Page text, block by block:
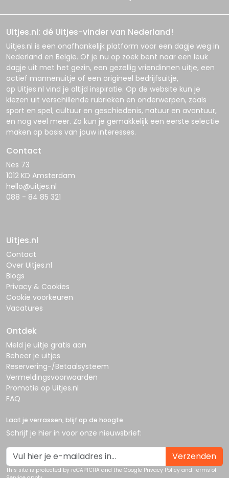
Uitjes.nl: dé Uitjes-vinder van Nederland!
Uitjes.nl is een onafhankelijk platform voor een dagje weg in
Nederland en België. Of je nu op zoek bent naar een leuk
dagje uit met het gezin, een gezellig vriendinnen uitje, een
actief mannenuitje of een origineel bedrijfsuitje,
op Uitjes.nl vind je altijd inspiratie. Op de website kun je
kiezen uit verschillende rubrieken en onderwerpen, zoals
sport en spel, cultuur en geschiedenis, natuur en avontuur,
en nog veel meer. Zo kun je gemakkelijk een eerste selectie
maken op basis van jouw interesses.
Contact
Nes 73
1012 KD Amsterdam
hello@uitjes.nl
088 - 84 85 321
Uitjes.nl
Contact
Over Uitjes.nl
Blogs
Privacy & Cookies
Cookie voorkeuren
Vacatures
Ontdek
Meld je uitje gratis aan
Beheer je uitjes
Reservering-/Betaalsysteem
Vermeldingsvoorwaarden
Promotie op Uitjes.nl
FAQ
Laat je verrassen, blijf op de hoogte
Schrijf je hier in voor onze nieuwsbrief:
Verzenden
This site is protected by reCAPTCHA and the Google Privacy Policy and Terms of